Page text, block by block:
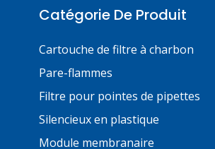
Catégorie De Produit
Cartouche de filtre à charbon
Pare-flammes
Filtre pour pointes de pipettes
Silencieux en plastique
Module membranaire